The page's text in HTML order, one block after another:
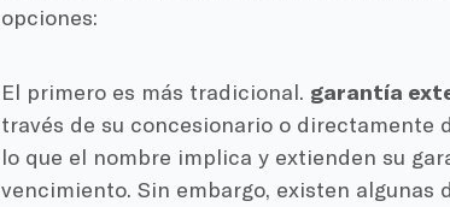
opciones:
El primero es más tradicional. garantía
través de su concesionario o directamente
lo que el nombre implica y extienden su
vencimiento. Sin embargo, existen algunas